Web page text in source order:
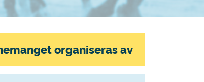
organiseras av